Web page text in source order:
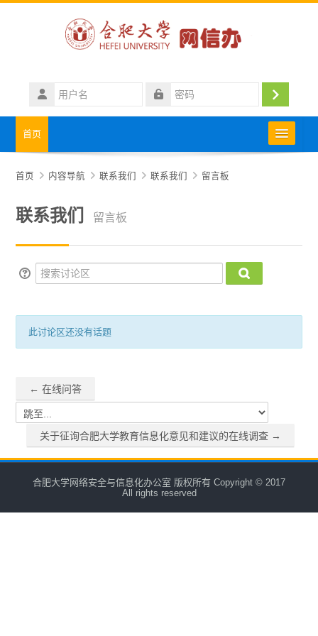
户
名
码
登
录
首页
中心概况
政策法规
用户指南
网络安全园地
相关下载
暑期值班表
首页 内容导航 联系我们 联系我们 留言板
联系我们 留言板
搜索讨论区
搜索讨论区
此讨论区还没有话题
← 在线问答
跳至...
关于征询合肥大学教育信息化意见和建议的在线调查 →
合肥大学网络安全与信息化办公室 版权所有 Copyright © 2017
All rights reserved